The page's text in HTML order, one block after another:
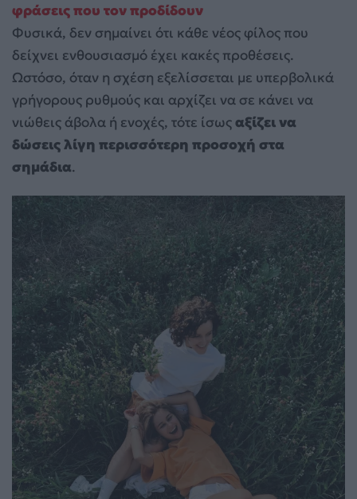
φράσεις που τον προδίδουν
Φυσικά, δεν σημαίνει ότι κάθε νέος φίλος που
δείχνει ενθουσιασμό έχει κακές προθέσεις.
Ωστόσο, όταν η σχέση εξελίσσεται με υπερβολικά
γρήγορους ρυθμούς και αρχίζει να σε κάνει να
νιώθεις άβολα ή ενοχές, τότε ίσωςαξίζει να
δώσεις λίγη περισσότερη προσοχή στα
σημάδια.